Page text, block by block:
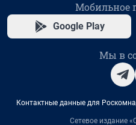
Мобильное
Google Play
Мы в
Контактные данные для
Сетевое издание